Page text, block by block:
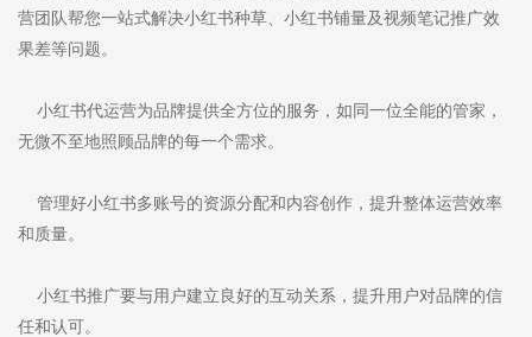
营团队帮您一站式解决小红书种草、小红书铺量及视频笔记推广效
果差等问题。
小红书代运营为品牌提供全方位的服务，如同一位全能的管家，
无微不至地照顾品牌的每一个需求。
管理好小红书多账号的资源分配和内容创作，提升整体运营效率
和质量。
小红书推广要与用户建立良好的互动关系，提升用户对品牌的信
任和认可。